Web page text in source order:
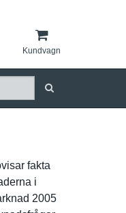
Kundvagn
fakta
i
2005